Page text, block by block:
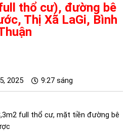
thổ cư), đường bê
Thị Xã LaGi, Bình
2025 9:27 sáng
full thổ cư, mặt tiền đường bê